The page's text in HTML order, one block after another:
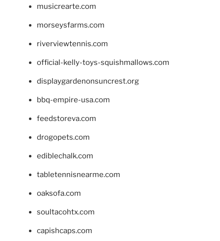
musicrearte.com
morseysfarms.com
riverviewtennis.com
official-kelly-toys-squishmallows.com
displaygardenonsuncrest.org
bbq-empire-usa.com
feedstoreva.com
drogopets.com
ediblechalk.com
tabletennisnearme.com
oaksofa.com
soultacohtx.com
capishcaps.com